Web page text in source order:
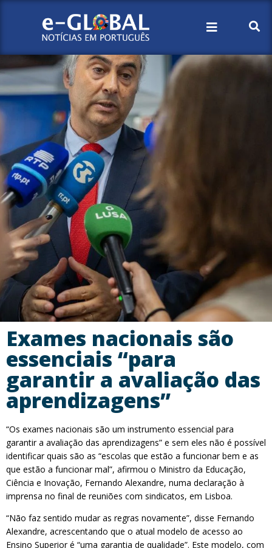
Exames nacionais são
essenciais “para
garantir a avaliação das
aprendizagens”
“Os exames nacionais são um instrumento essencial para
garantir a avaliação das aprendizagens” e sem eles não é possível
identificar quais são as “escolas que estão a funcionar bem e as
que estão a funcionar mal”, afirmou o Ministro da Educação,
Ciência e Inovação, Fernando Alexandre, numa declaração à
imprensa no final de reuniões com sindicatos, em Lisboa.
“Não faz sentido mudar as regras novamente”, disse Fernando
Alexandre, acrescentando que o atual modelo de acesso ao
Ensino Superior é “uma garantia de qualidade”. Este modelo, com